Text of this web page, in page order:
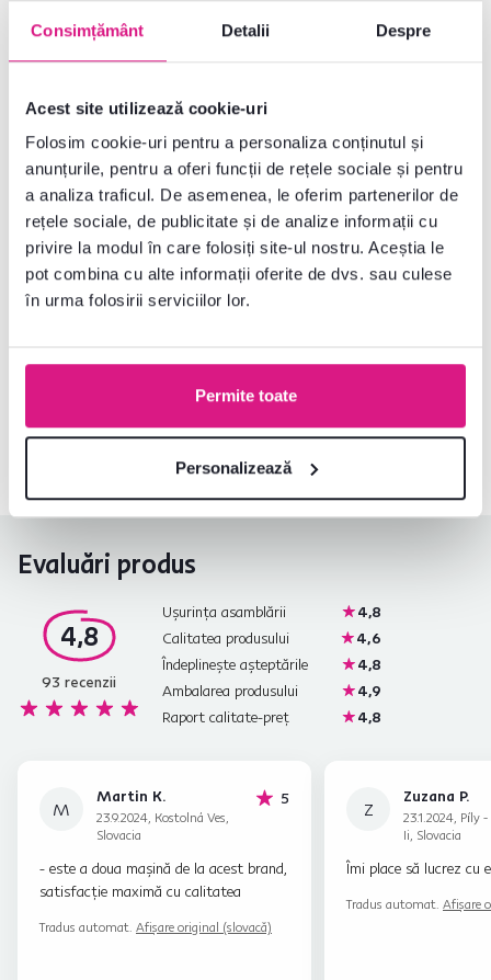
Consimțământ Detalii Despre
Acest site utilizează cookie-uri
Folosim cookie-uri pentru a personaliza conținutul și
anunțurile, pentru a oferi funcții de rețele sociale și pentru
a analiza traficul. De asemenea, le oferim partenerilor de
rețele sociale, de publicitate și de analize informații cu
privire la modul în care folosiți site-ul nostru. Aceștia le
pot combina cu alte informații oferite de dvs. sau culese
în urma folosirii serviciilor lor.
Permite toate
Personalizează
Dimensiuni și specificații
Informații despre ambalare
Instrucțiuni de asamblare
Nu ați găsit informațiile dorite?
0040 359 228 037 Deschideți chat-ul
Evaluări produs
4,8
93 recenzii
Ușurința asamblării
4,8
Calitatea produsului
4,6
Îndeplinește așteptările
4,8
Ambalarea produsului
4,9
Raport calitate-preț
4,8
M
Martin K.
23.9.2024, Kostolná Ves,
Slovacia
5stele
- este a doua mașină de la acest brand,
satisfacție maximă cu calitatea
Tradus automat. Afișare original (slovacă)
Z
Zuzana P.
23.1.2024, Píly
Ii, Slovacia
Îmi place să lucrez cu
Tradus automat. Afișare